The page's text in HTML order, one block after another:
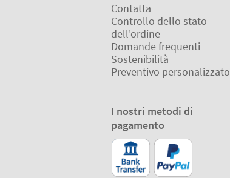
Contatta
Controllo dello stato
dell'ordine
Domande frequenti
Sostenibilità
Preventivo personalizzato
I nostri metodi di
pagamento